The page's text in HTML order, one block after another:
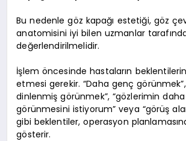
Bu nedenle göz kapağı estetiği, göz
anatomisini iyi bilen uzmanlar
değerlendirilmelidir.
İşlem öncesinde hastaların
etmesi gerekir. “Daha genç
dinlenmiş görünmek”, “gözlerimin daha
görünmesini istiyorum” veya “görüş
gibi beklentiler, operasyon
gösterir.